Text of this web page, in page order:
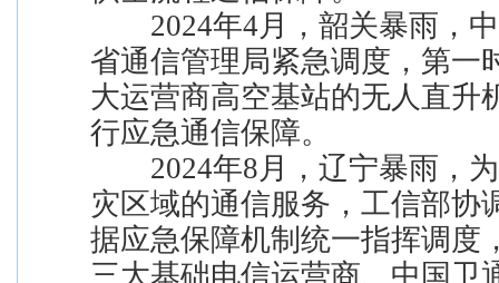
2024年4月，韶关暴雨，中
省通信管理局紧急调度，第一
大运营商高空基站的无人直升
行应急通信保障。
2024年8月，辽宁暴雨，为
灾区域的通信服务，工信部协
据应急保障机制统一指挥调度
三大基础电信运营商、中国卫